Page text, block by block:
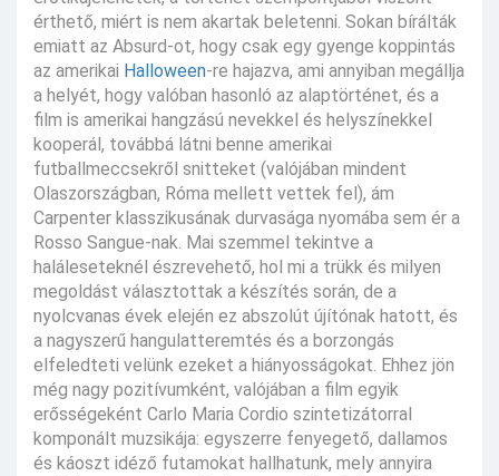
érthető, miért is nem akartak beletenni. Sokan bírálták
emiatt az Absurd-ot, hogy csak egy gyenge koppintás
az amerikai Halloween-re hajazva, ami annyiban megállja
a helyét, hogy valóban hasonló az alaptörténet, és a
film is amerikai hangzású nevekkel és helyszínekkel
kooperál, továbbá látni benne amerikai
futballmeccsekről snitteket (valójában mindent
Olaszországban, Róma mellett vettek fel), ám
Carpenter klasszikusának durvasága nyomába sem ér a
Rosso Sangue-nak. Mai szemmel tekintve a
haláleseteknél észrevehető, hol mi a trükk és milyen
megoldást választottak a készítés során, de a
nyolcvanas évek elején ez abszolút újítónak hatott, és
a nagyszerű hangulatteremtés és a borzongás
elfeledteti velünk ezeket a hiányosságokat. Ehhez jön
még nagy pozitívumként, valójában a film egyik
erősségeként Carlo Maria Cordio szintetizátorral
komponált muzsikája: egyszerre fenyegető, dallamos
és káoszt idéző futamokat hallhatunk, mely annyira